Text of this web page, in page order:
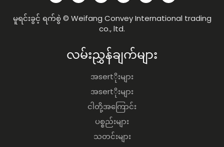
မူရင်းခွင့် ရက်စွဲ © Weifang Convey International trading
co., ltd.
လမ်းညွှန်ချက်များ
အsertိုးများ
အsertိုးများ
ငါတို့အကြောင်း
ပစ္စည်းများ
သတင်းများ